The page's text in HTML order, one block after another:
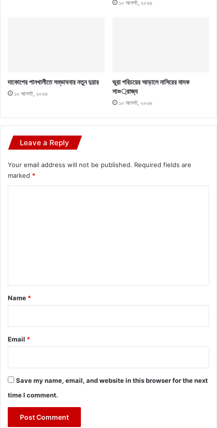
১০ আগস্ট, ২০২৬
দাকোপের পানখালীতে সম্ভাবনার নতুন দুয়ার
১০ আগস্ট, ২০২৬
ভুয়া পরিচয়ের আড়ালে নাসিরের মাদক
সা¤্রাজ্য
১০ আগস্ট, ২০২৬
Leave a Reply
Your email address will not be published. Required fields are
marked *
*
Name *
Email *
Save my name, email, and website in this browser for the next
time I comment.